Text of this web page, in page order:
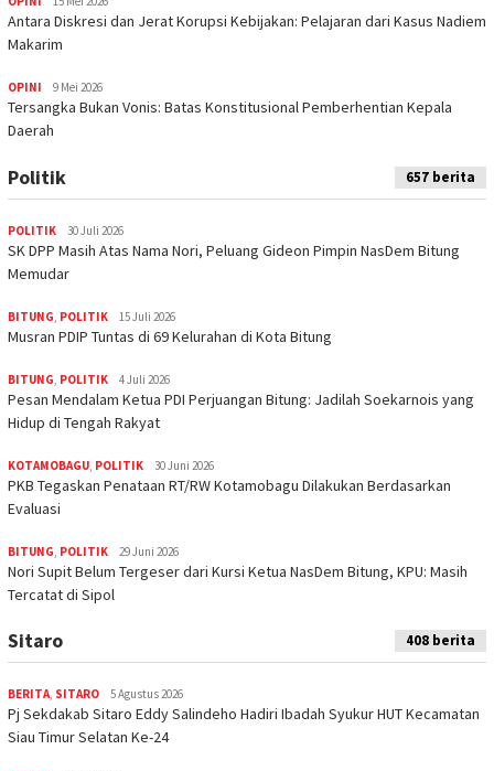
Antara Diskresi dan Jerat Korupsi Kebijakan: Pelajaran dari Kasus Nadiem
Makarim
OPINI 9 Mei 2026
Tersangka Bukan Vonis: Batas Konstitusional Pemberhentian Kepala
Daerah
Politik 657 berita
POLITIK 30 Juli 2026
SK DPP Masih Atas Nama Nori, Peluang Gideon Pimpin NasDem Bitung
Memudar
BITUNG POLITIK 15 Juli 2026
Musran PDIP Tuntas di 69 Kelurahan di Kota Bitung
BITUNG POLITIK 4 Juli 2026
Pesan Mendalam Ketua PDI Perjuangan Bitung: Jadilah Soekarnois yang
Hidup di Tengah Rakyat
KOTAMOBAGU POLITIK 30 Juni 2026
PKB Tegaskan Penataan RT/RW Kotamobagu Dilakukan Berdasarkan
Evaluasi
BITUNG POLITIK 29 Juni 2026
Nori Supit Belum Tergeser dari Kursi Ketua NasDem Bitung, KPU: Masih
Tercatat di Sipol
Sitaro 408 berita
BERITA, SITARO 5 Agustus 2026
Pj Sekdakab Sitaro Eddy Salindeho Hadiri Ibadah Syukur HUT Kecamatan
Siau Timur Selatan Ke-24